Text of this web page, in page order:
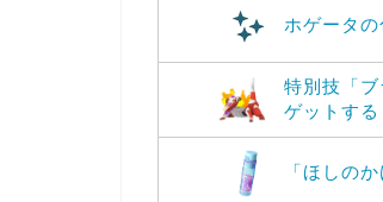
ホゲータ
特別技「
ゲットする
「ほしの